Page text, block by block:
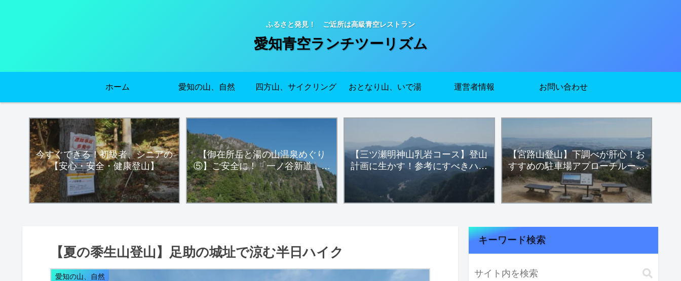
ふるさと発見！ ご近所は高級青空レストラン
愛知青空ランチツーリズム
ホーム 愛知の山、自然 四方山、サイクリング おとなり山、いで湯 運営者情報 お問い合わせ
今すぐできる！初級者、シニアの
【安心・安全・健康登山】
【御在所岳と湯の山温泉めぐり
⑤】ご安全に！「一ノ谷新道」フ
ィールドメモ
【三ツ瀬明神山乳岩コース】登山
計画に生かす！参考にすべきハイ
カー達の活動データ
【宮路山登山】下調べが肝心！お
すすめの駐車場アプローチルート
とハイキングコースを詳細解説し
ます
【夏の黍生山登山】足助の城址で涼む半日ハイク
愛知の山、自然
キーワード検索